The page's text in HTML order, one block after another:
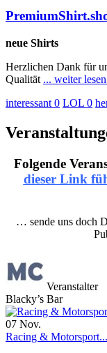
neue Shirts
Herzlichen Dank für
Qualität ... weiter
interessant 0 LOL 0
Folgende
dieser Link
… sende uns doch
Veranstalter
Blacky’s Bar
07 Nov.
Racing & Motorsport...